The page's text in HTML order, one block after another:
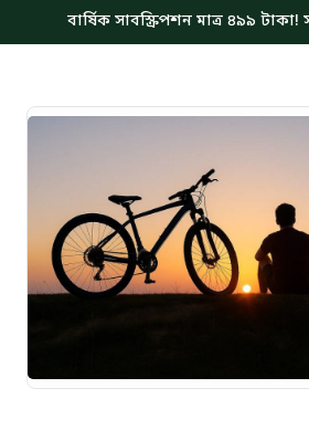
বার্ষিক সাবস্ক্রিপশন মাত্র ৪৯৯